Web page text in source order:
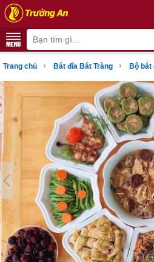
Trang chủ › Bát đĩa Bát Tràng › Bộ